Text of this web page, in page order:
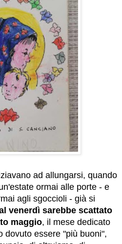
ad allungarsi, quando
ormai alle porte - e
agli sgoccioli - già si
venerdì sarebbe scattato
maggio, il mese dedicato
dovuto essere "più buoni",